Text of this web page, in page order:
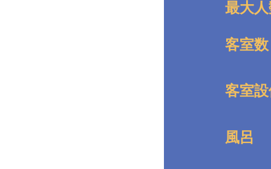
最大
客室数
客室
風呂